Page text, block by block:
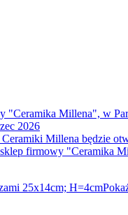
"Ceramika Millena", w
2026
Millena będzie
firmowy "Ceramika
25x14cm; H=4cm